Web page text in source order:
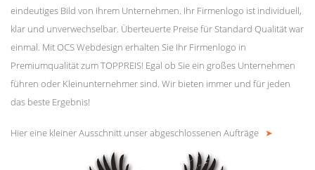
eindeutiges Bild von Ihrem Unternehmen. Ihr Firmenlogo ist individuell,
klar und unverwechselbar. Überteuerte Preise für Standard Qualität war
einmal. Mit OCS Webdesign erhalten Sie Ihr Firmenlogo in
Premiumqualität zum TOPPREIS! Egal ob Sie ein großes Unternehmen
führen oder Kleinunternehmer sind. Wir bieten immer und für jeden
das beste Ergebnis!
Hier eine kleiner Ausschnitt unser abgeschlossenen Aufträge ➤